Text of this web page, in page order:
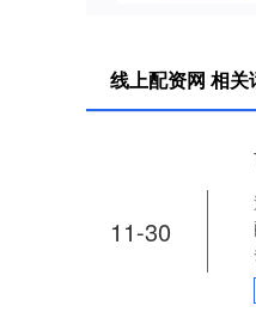
线上配资网 相关
11-30